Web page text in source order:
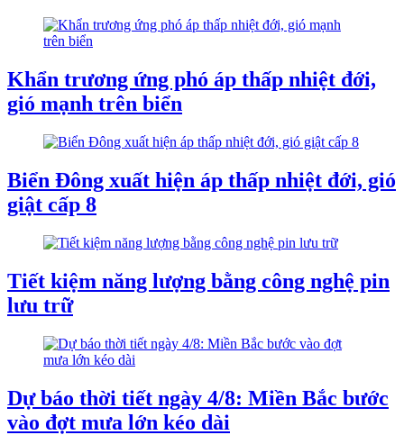
Khẩn trương ứng phó áp thấp nhiệt đới,
gió mạnh trên biển
Biển Đông xuất hiện áp thấp nhiệt đới, gió
giật cấp 8
Tiết kiệm năng lượng bằng công nghệ pin
lưu trữ
Dự báo thời tiết ngày 4/8: Miền Bắc bước
vào đợt mưa lớn kéo dài